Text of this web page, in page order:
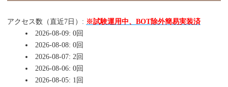
アクセス数（直近7日）: ※試験運用中、BOT除外簡易実装済
2026-08-09: 0回
2026-08-08: 0回
2026-08-07: 2回
2026-08-06: 0回
2026-08-05: 1回